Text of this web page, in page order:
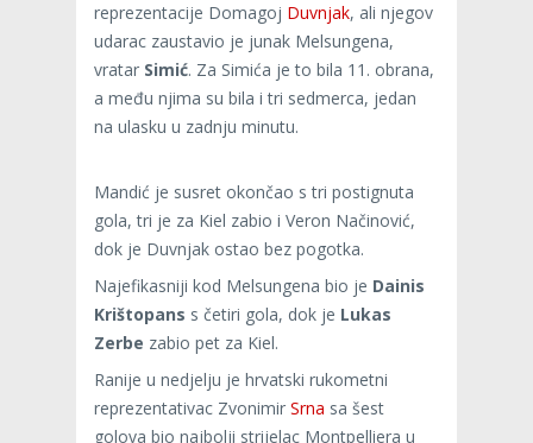
reprezentacije Domagoj Duvnjak, ali njegov
udarac zaustavio je junak Melsungena,
vratar Simić. Za Simića je to bila 11. obrana,
a među njima su bila i tri sedmerca, jedan
na ulasku u zadnju minutu.
Mandić je susret okončao s tri postignuta
gola, tri je za Kiel zabio i Veron Načinović,
dok je Duvnjak ostao bez pogotka.
Najefikasniji kod Melsungena bio je Dainis
Krištopans s četiri gola, dok je Lukas
Zerbe zabio pet za Kiel.
Ranije u nedjelju je hrvatski rukometni
reprezentativac Zvonimir Srna sa šest
golova bio najbolji strijelac Montpelliera u